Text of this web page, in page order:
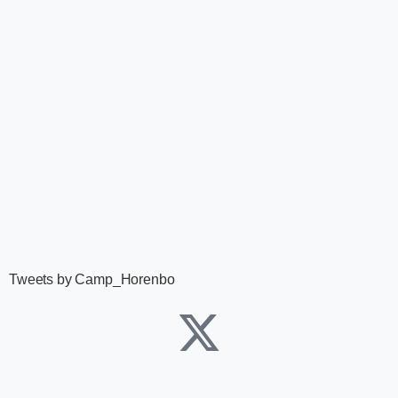
Tweets by Camp_Horenbo